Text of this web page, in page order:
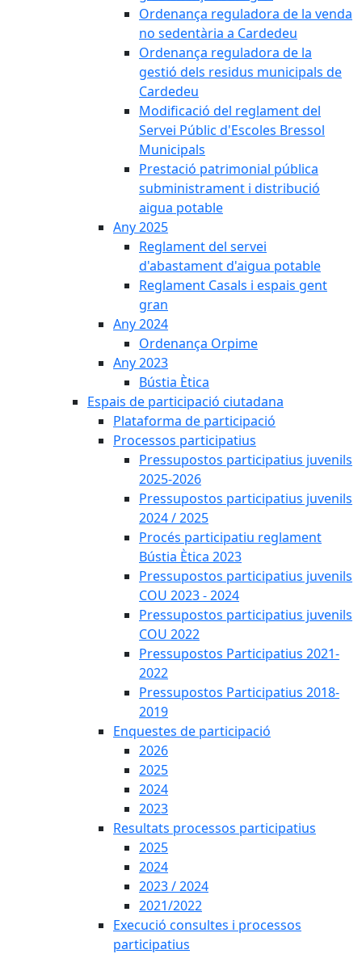
Ordenança reguladora de la venda
no sedentària a Cardedeu
Ordenança reguladora de la
gestió dels residus municipals de
Cardedeu
Modificació del reglament del
Servei Públic d'Escoles Bressol
Municipals
Prestació patrimonial pública
subministrament i distribució
aigua potable
Any 2025
Reglament del servei
d'abastament d'aigua potable
Reglament Casals i espais gent
gran
Any 2024
Ordenança Orpime
Any 2023
Bústia Ètica
Espais de participació ciutadana
Plataforma de participació
Processos participatius
Pressupostos participatius juvenils
2025-2026
Pressupostos participatius juvenils
2024 / 2025
Procés participatiu reglament
Bústia Ètica 2023
Pressupostos participatius juvenils
COU 2023 - 2024
Pressupostos participatius juvenils
COU 2022
Pressupostos Participatius 2021-
2022
Pressupostos Participatius 2018-
2019
Enquestes de participació
2026
2025
2024
2023
Resultats processos participatius
2025
2024
2023 / 2024
2021/2022
Execució consultes i processos
participatius